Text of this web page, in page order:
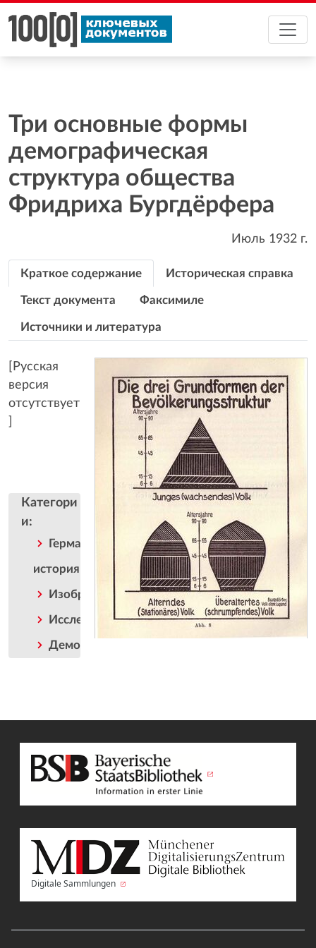
Три основные формы
демографическая
структура общества
Фридриха Бургдёрфера
Июль 1932 г.
Краткое содержание Историческая справка
Текст документа Факсимиле
Источники и литература
[Русская
версия
отсутствует
Категори
и:
Германская
история
Изображение
Исследование
Демография
Digitale Sammlungen